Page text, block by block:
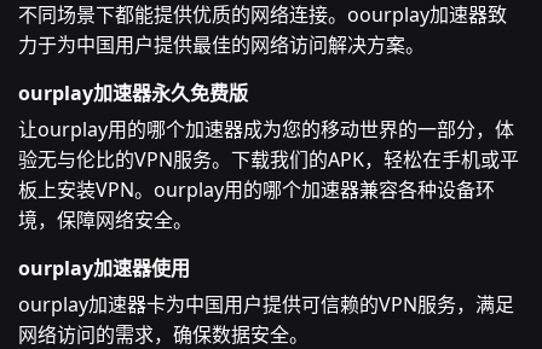
不同场景下都能提供优质的网络连接。oourplay加速器致
力于为中国用户提供最佳的网络访问解决方案。
ourplay加速器永久免费版
让ourplay用的哪个加速器成为您的移动世界的一部分，体
验无与伦比的VPN服务。下载我们的APK，轻松在手机或平
板上安装VPN。ourplay用的哪个加速器兼容各种设备环
境，保障网络安全。
ourplay加速器使用
ourplay加速器卡为中国用户提供可信赖的VPN服务，满足
网络访问的需求，确保数据安全。